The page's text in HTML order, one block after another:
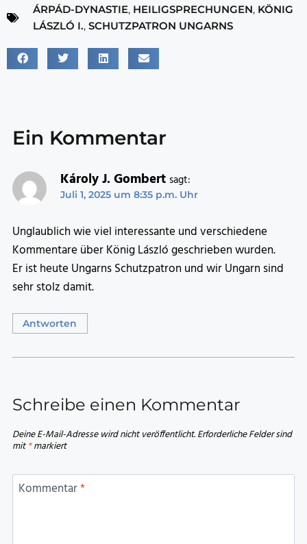
ÁRPÁD-DYNASTIE, HEILIGSPRECHUNGEN, KÖNIG
LÁSZLÓ I., SCHUTZPATRON UNGARNS
Ein Kommentar
Károly J. Gombert sagt:
Juli 1, 2025 um 8:35 p.m. Uhr
Unglaublich wie viel interessante und verschiedene
Kommentare über König László geschrieben wurden.
Er ist heute Ungarns Schutzpatron und wir Ungarn sind
sehr stolz damit.
Antworten
Schreibe einen Kommentar
Deine E-Mail-Adresse wird nicht veröffentlicht.Erforderliche Felder sind
mit*markiert
Kommentar*